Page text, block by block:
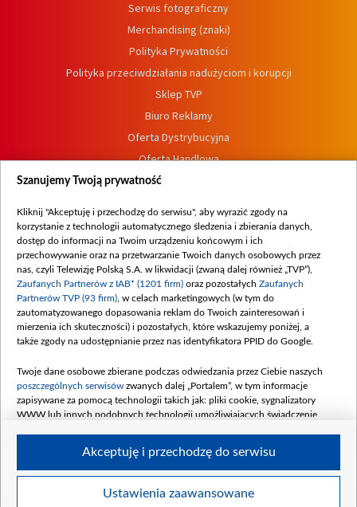
Serwis fotograficzny
Merchandising (znaki)
Polityka Prywatności
Polityka przeciwdziałania nadużyciom i korupcji
Sklep TVP
Biuro Reklamy
Oferta Dystrybucyjna
Oferta Handlowa
Dostępność
Procedura zgłoszeń wewnętrznych
Szanujemy Twoją prywatność
Kliknij "Akceptuję i przechodzę do serwisu", aby wyrazić zgody na
korzystanie z technologii automatycznego śledzenia i zbierania danych,
dostęp do informacji na Twoim urządzeniu końcowym i ich
przechowywanie oraz na przetwarzanie Twoich danych osobowych przez
nas, czyli Telewizję Polską S.A. w likwidacji (zwaną dalej również „TVP”),
Zaufanych Partnerów z IAB* (1201 firm) oraz pozostałych Zaufanych
Partnerów TVP (93 firm) , w celach marketingowych (w tym do
zautomatyzowanego dopasowania reklam do Twoich zainteresowań i
mierzenia ich skuteczności) i pozostałych, które wskazujemy poniżej, a
także zgody na udostępnianie przez nas identyfikatora PPID do Google.
Twoje dane osobowe zbierane podczas odwiedzania przez Ciebie naszych
poszczególnych serwisów zwanych dalej „Portalem”, w tym informacje
zapisywane za pomocą technologii takich jak: pliki cookie, sygnalizatory
WWW lub innych podobnych technologii umożliwiających świadczenie
Twoje dane osobowe zbierane podczas odwiedzania przez Ciebie
Ustawienia zaawansowane
Akceptuję i przechodzę do serwisu